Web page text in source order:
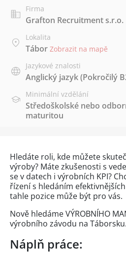
Firma
Grafton Recruitment s.r.o.
Lokalita
Tábor Zobrazit na mapě
Jazykové znalosti
Anglický jazyk(Pokročilý
Minimální vzdělání
Středoškolské nebo
maturitou
Hledáte roli, kde můžete
výroby? Máte zkušenosti s
se v datech i výrobních KPI?
řízení s hledáním
tahle pozice může být pro vás.
Nově hledáme VÝROBNÍHO
výrobního závodu na Táborsku.
Náplň práce: